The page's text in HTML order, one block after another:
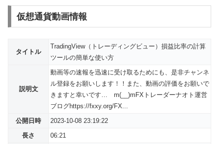
仮想通貨動画情報
タイトル
TradingView（トレーディングビュー）損益比率の計算
ツールの簡単な使い方
説明文
動画等の速報を迅速に受け取るためにも、是非チャンネ
ル登録をお願いします！！また、動画の評価をお願いで
きますと幸いです… m(__)mFXトレーダーナオト運営
ブログhttps://fxxy.org/FX...
公開日時
2023-10-08 23:19:22
長さ
06:21